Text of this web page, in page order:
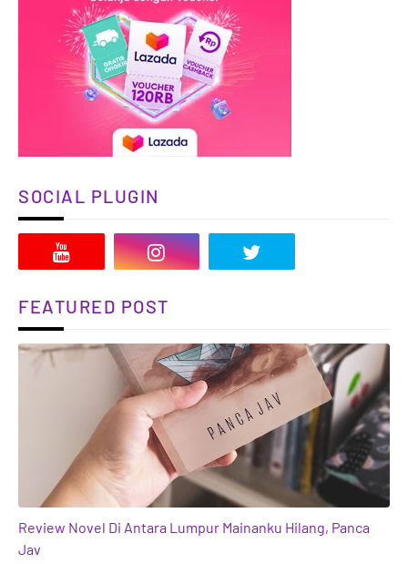
SOCIAL PLUGIN
FEATURED POST
Review Novel Di Antara Lumpur Mainanku Hilang, Panca
Jav